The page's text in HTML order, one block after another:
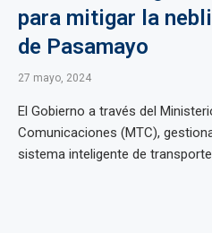
para mitigar la
de Pasamayo
27 mayo, 2024
El Gobierno a través del
Comunicaciones (MTC),
sistema inteligente de